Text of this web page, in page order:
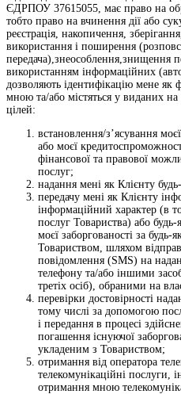
ЄДРПОУ 37615055, має право на
тобто право на вчинення дії або
реєстрація, накопичення,
використання і поширення
передача),знеособлення,знищення
використанням інформаційних
дозволяють ідентифікацію мене як
мною та/або містяться у виданих
цілей:
встановлення/з’ясування
або моєї
фінансової та правової
послуг;
надання мені як Клієнту
передачу мені як Клієнту
інформаційний характер (в
послуг Товариства) або будь-
моєї заборгованості за
Товариством, шляхом
повідомлення (SMS) на
телефону та/або іншими
третіх осіб), обраними на
перевірки достовірності
тому числі за допомогою
і передання в процесі
погашення існуючої
укладеним з Товариством;
отримання від оператора
телекомунікаційні послуги,
отримання мною